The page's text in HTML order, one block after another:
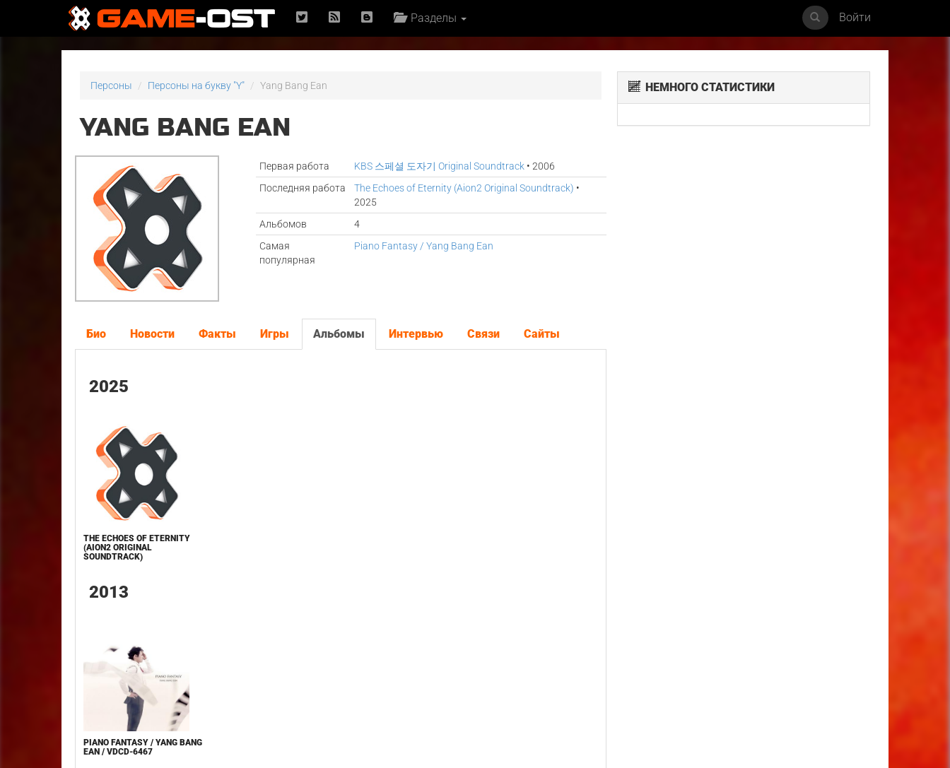
Разделы Войти
Персоны Персоны на букву "Y" Yang Bang Ean
YANG BANG EAN
Первая работа KBS 스페셜 도자기 Original Soundtrack• 2006
Последняя работа
The Echoes of Eternity (Aion2 Original Soundtrack) •
2025
Альбомов
4
Самая
популярная
Piano Fantasy / Yang Bang Ean
Био Новости Факты Игры Альбомы Интервью Связи Сайты
2025
THE ECHOES OF ETERNITY
(AION2 ORIGINAL
SOUNDTRACK)
2013
PIANO FANTASY / YANG BANG
EAN / VDCD-6467
НЕМНОГО СТАТИСТИКИ